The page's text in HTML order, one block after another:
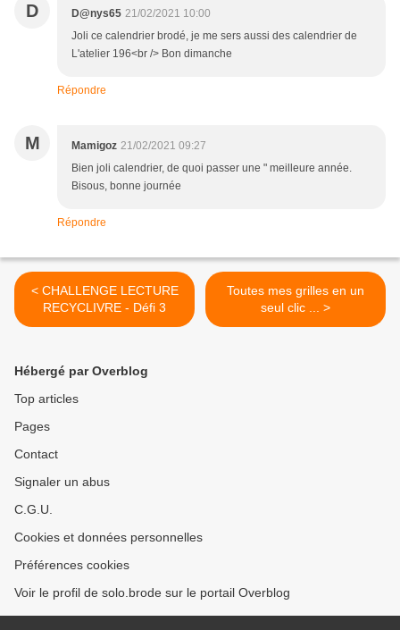
D D@nys65 21/02/2021 10:00
Joli ce calendrier brodé, je me sers aussi des calendrier de
L'atelier 196<br /> Bon dimanche
Répondre
M Mamigoz 21/02/2021 09:27
Bien joli calendrier, de quoi passer une " meilleure année.
Bisous, bonne journée
Répondre
< CHALLENGE LECTURE
RECYCLIVRE - Défi 3
Toutes mes grilles en un
seul clic ... >
Hébergé par Overblog
Top articles
Pages
Contact
Signaler un abus
C.G.U.
Cookies et données personnelles
Préférences cookies
Voir le profil de solo.brode sur le portail Overblog